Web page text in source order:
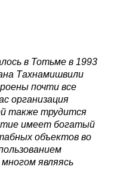
в Тотьме в 1993
Тахнамишвили
почти все
организация
также трудится
имеет богатый
объектов во
являясь